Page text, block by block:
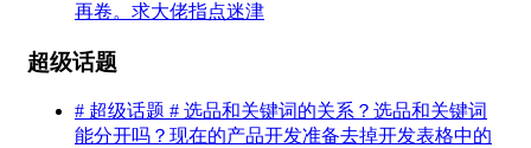
再卷。求大佬指点迷津
超级话题
# 超级话题 # 选品和关键词的关系？选品和关键词
能分开吗？现在的产品开发准备去掉开发表格中的